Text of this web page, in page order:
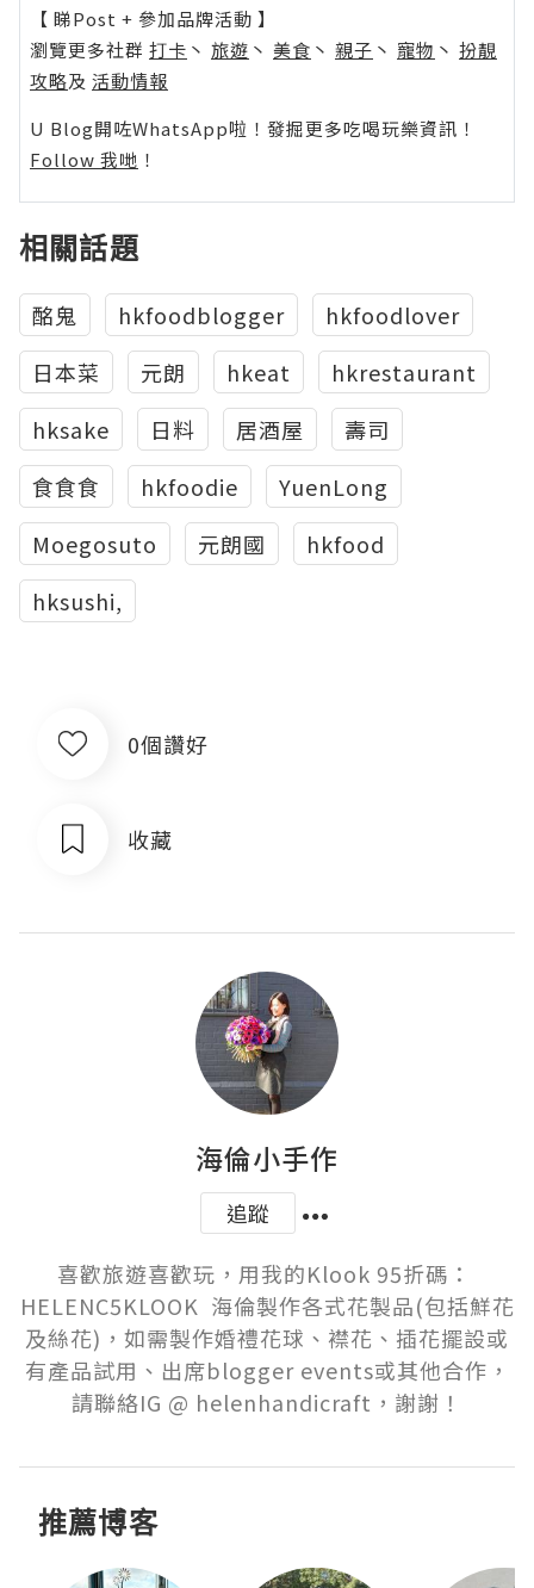
【 睇Post + 參加品牌活動 】
瀏覽更多社群 打卡 丶 旅遊 丶 美食 丶 親子 丶 寵物 丶 扮靚
攻略及 活動情報
U Blog開咗WhatsApp啦！發掘更多吃喝玩樂資訊！
Follow 我哋 ！
相關話題
酩鬼 hkfoodblogger
hkfoodlover
日本菜
元朗 hkeat
hkrestaurant
hksake
日料 居酒屋
壽司
食食食
hkfoodie
YuenLong
Moegosuto
元朗國
hkfood
hksushi,
0個讚好
收藏
海倫小手作
追蹤
喜歡旅遊喜歡玩，用我的Klook 95折碼：
HELENC5KLOOK  海倫製作各式花製品(包括鮮花
及絲花)，如需製作婚禮花球、襟花、插花擺設或
有產品試用、出席blogger events或其他合作，
請聯絡IG @ helenhandicraft，謝謝！
推薦博客